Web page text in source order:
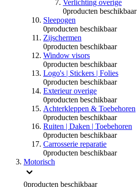
Verlichting overige
0producten beschikbaar
Sleepogen
0producten beschikbaar
Zijschermen
0producten beschikbaar
Window visors
0producten beschikbaar
Logo's | Stickers | Folies
0producten beschikbaar
Exterieur overige
0producten beschikbaar
Achterkleppen & Toebehoren
0producten beschikbaar
Ruiten | Daken | Toebehoren
0producten beschikbaar
Carrosserie reparatie
0producten beschikbaar
Motorisch
0producten beschikbaar